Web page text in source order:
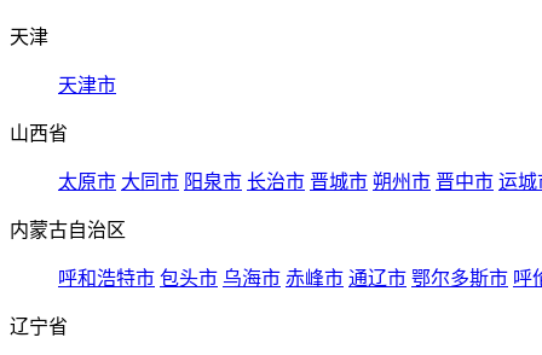
天津
天津市
山西省
太原市 大同市 阳泉市 长治市 晋城市 朔州市 晋中市 运城
内蒙古自治区
呼和浩特市 包头市 乌海市 赤峰市 通辽市 鄂尔多斯市 呼
辽宁省